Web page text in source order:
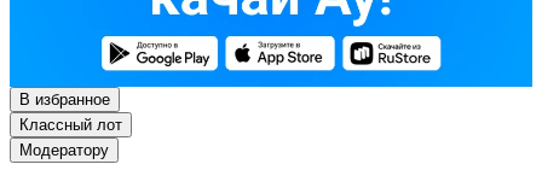
В избранное
Классный лот
Модератору